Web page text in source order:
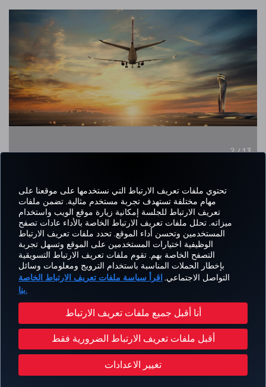
تحتوي ملفات تعريف الارتباط التي نستخدمها على موقعنا على
مهام مختلفة تستهدف تجربة مستخدم مثالية. تضمن ملفات
تعريف الارتباط للجلسة إمكانية زيارة موقع الويب واستخدام
ميزاته. تحلل ملفات تعريف الارتباط الخاصة بالأداء عادات تصفح
المستخدمين وتحسن أداء الموقع. تحدد ملفات تعريف الارتباط
الوظيفية اختيارات المستخدمين على الموقع وتسهل تجربة
التصفح الخاصة بهم. تقوم ملفات تعريف الارتباط التسويقية
بإخطار الحملات المناسبة باستخدام الترويج ومعلومات وسائل
التواصل الاجتماعي. اقرأ سياسة ملفات تعريف الارتباط الخاصة
بنا.
أنا أقبل جميع ملفات تعريف الارتباط
أقبل ملفات تعريف الارتباط الضرورية فقط
تغيير الاعدادات
2 / 13
Facebook
TwitterInstagram
YouTubeLinkedIn
تيك توك
BlogPinterest
الحجز
والإدارة
خبرة
العروض
والوجهات
مساعدة MILES&SMILES
CORPORATE
CLUB
سياسة الخصوصية وملفات تعريف الارتباط إشعار قانوني حقوق المسافر
تغيير إعدادات ملفات تعريف الارتباط خطة خدمة عملاء وزارة النقل الأمريكية
حقوق أصحاب البيانات في الإتحاد الأوروبي
حقوق النشر محفوظة للخطوط الجوية التركية © 1996 - 2026